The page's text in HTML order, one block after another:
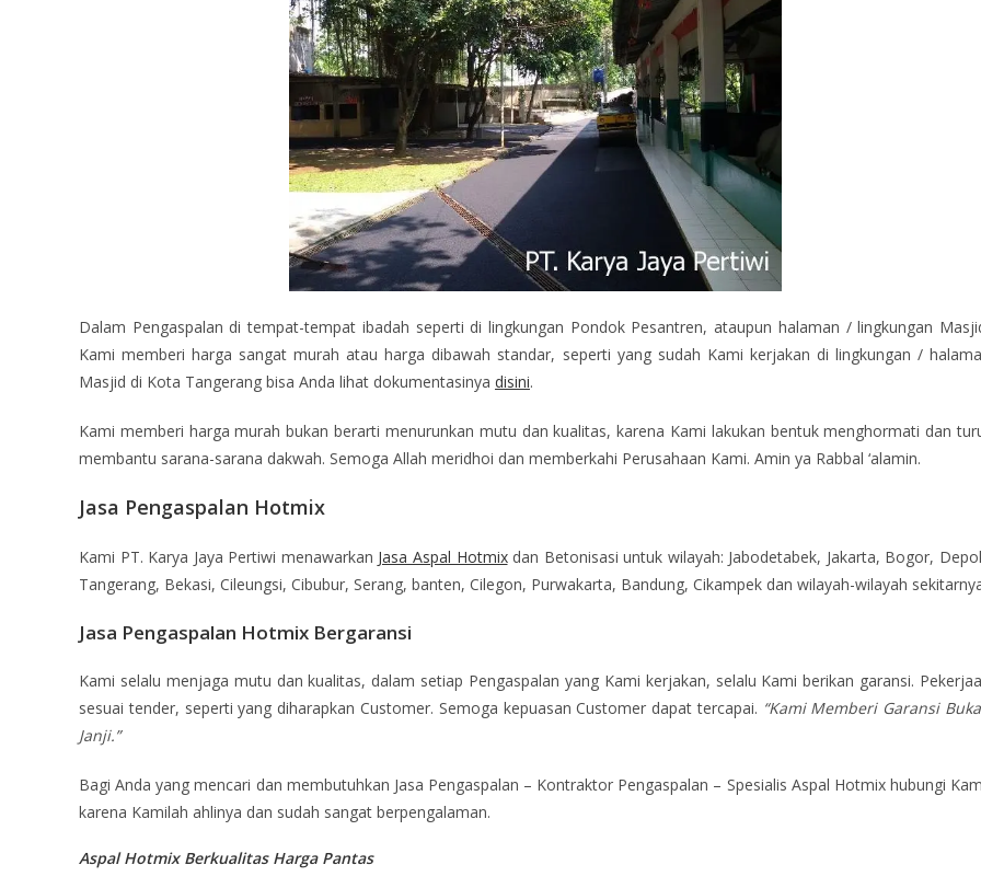
Dalam Pengaspalan di tempat-tempat ibadah seperti di lingkungan Pondok Pesantren, ataupun halaman / lingkungan
Kami memberi harga sangat murah atau harga dibawah standar, seperti yang sudah Kami kerjakan di lingkungan /
Masjid di Kota Tangerang bisa Anda lihat dokumentasinya disini.
Kami memberi harga murah bukan berarti menurunkan mutu dan kualitas, karena Kami lakukan bentuk menghormati dan
membantu sarana-sarana dakwah. Semoga Allah meridhoi dan memberkahi Perusahaan Kami. Amin ya Rabbal ‘alamin.
Jasa Pengaspalan Hotmix
Kami PT. Karya Jaya Pertiwi menawarkan Jasa Aspal Hotmixdan Betonisasi untuk wilayah: Jabodetabek, Jakarta, Bogor,
Tangerang, Bekasi, Cileungsi, Cibubur, Serang, banten, Cilegon, Purwakarta, Bandung, Cikampek dan wilayah-wilayah
Jasa Pengaspalan Hotmix Bergaransi
Kami selalu menjaga mutu dan kualitas, dalam setiap Pengaspalan yang Kami kerjakan, selalu Kami berikan garansi.
sesuai tender, seperti yang diharapkan Customer. Semoga kepuasan Customer dapat tercapai. “Kami Memberi Garansi
Janji.”
Bagi Anda yang mencari dan membutuhkan Jasa Pengaspalan – Kontraktor Pengaspalan – Spesialis Aspal Hotmix hubungi
karena Kamilah ahlinya dan sudah sangat berpengalaman.
Aspal Hotmix Berkualitas Harga Pantas